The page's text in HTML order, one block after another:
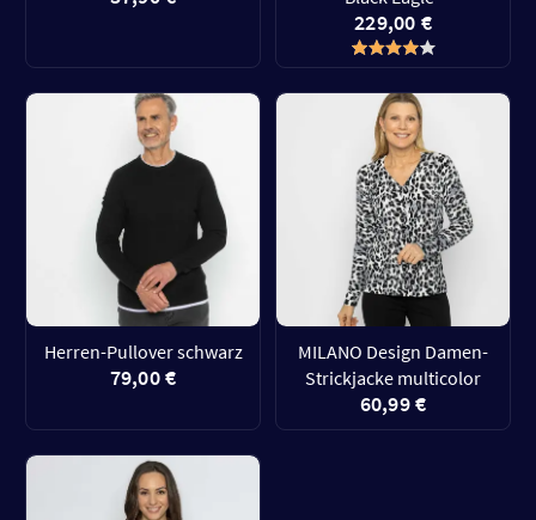
229,00 €
Herren-Pullover schwarz
79,00 €
MILANO Design Damen-
Strickjacke multicolor
60,99 €